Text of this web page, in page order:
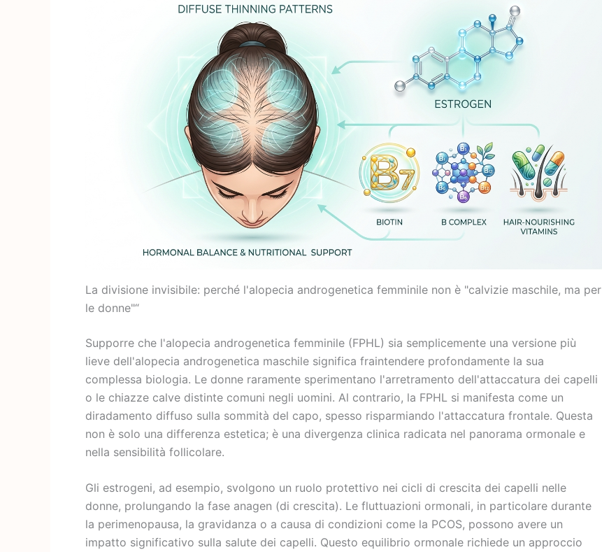
La divisione invisibile: perché l'alopecia androgenetica femminile non è "calvizie maschile, ma per
le donne"“
Supporre che l'alopecia androgenetica femminile (FPHL) sia semplicemente una versione più
lieve dell'alopecia androgenetica maschile significa fraintendere profondamente la sua
complessa biologia. Le donne raramente sperimentano l'arretramento dell'attaccatura dei capelli
o le chiazze calve distinte comuni negli uomini. Al contrario, la FPHL si manifesta come un
diradamento diffuso sulla sommità del capo, spesso risparmiando l'attaccatura frontale. Questa
non è solo una differenza estetica; è una divergenza clinica radicata nel panorama ormonale e
nella sensibilità follicolare.
Gli estrogeni, ad esempio, svolgono un ruolo protettivo nei cicli di crescita dei capelli nelle
donne, prolungando la fase anagen (di crescita). Le fluttuazioni ormonali, in particolare durante
la perimenopausa, la gravidanza o a causa di condizioni come la PCOS, possono avere un
impatto significativo sulla salute dei capelli. Questo equilibrio ormonale richiede un approccio